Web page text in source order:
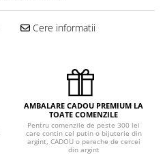
Cere informatii
AMBALARE CADOU PREMIUM LA
TOATE COMENZILE
Pentru comenzile de peste 300 lei
care contin cel putin o bijuterie din
argint, CADOU o pereche de cercei
din argint